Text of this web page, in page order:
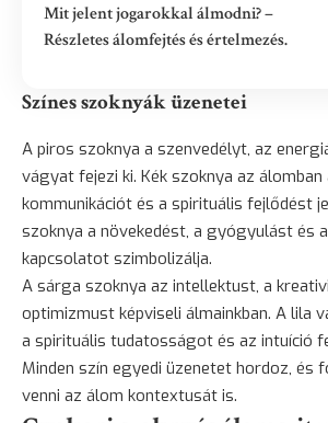
Mit jelent jogarokkal álmodni? –
Részletes álomfejtés és értelmezés.
Színes szoknyák üzenetei
A piros szoknya a szenvedélyt, az
vágyat fejezi ki. Kék szoknya az álomban
kommunikációt és a spirituális fejlődést
szoknya a növekedést, a gyógyulást és
kapcsolatot szimbolizálja.
A sárga szoknya az intellektust, a
optimizmust képviseli álmainkban. A lila
a spirituális tudatosságot és az intuíció
Minden szín egyedi üzenetet hordoz, és
venni az álom kontextusát is.